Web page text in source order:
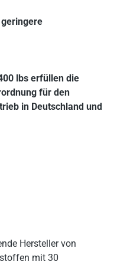
lbs erfüllen die
für den
in Deutschland und
Hersteller von
mit 30